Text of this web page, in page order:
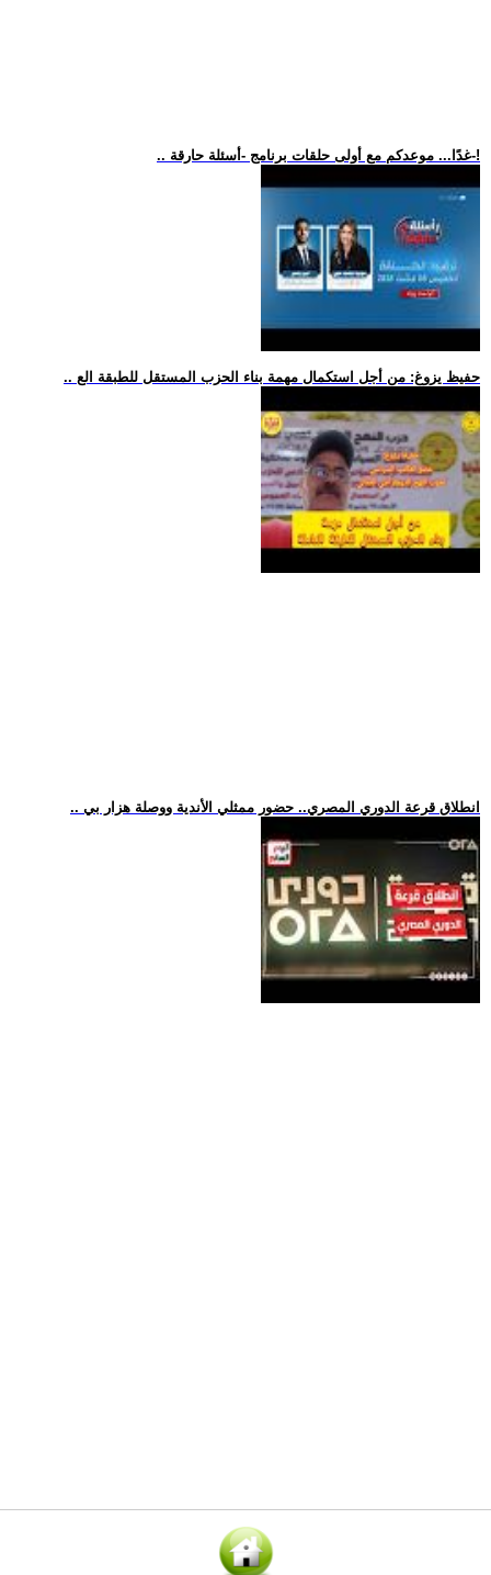
.. غدًا... موعدكم مع أولى حلقات برنامج -أسئلة حارقة-!
.. حفيظ يزوغ: من أجل استكمال مهمة بناء الحزب المستقل للطبقة الع
.. انطلاق قرعة الدوري المصري.. حضور ممثلي الأندية ووصلة هزار بي